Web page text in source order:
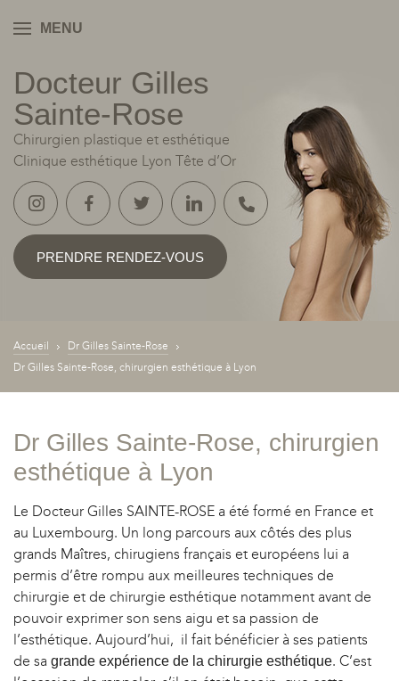
MENU
Docteur Gilles
Sainte‑Rose
Chirurgien plastique et esthétique
Clinique esthétique Lyon Tête d’Or
PRENDRE RENDEZ-VOUS
Accueil
Dr Gilles Sainte-Rose
Dr Gilles Sainte-Rose, chirurgien esthétique à Lyon
Dr Gilles Sainte-Rose, chirurgien
esthétique à Lyon
Le Docteur Gilles SAINTE-ROSE a été formé en France et
au Luxembourg. Un long parcours aux côtés des plus
grands Maîtres, chirugiens français et européens lui a
permis d’être rompu aux meilleures techniques de
chirurgie et de chirurgie esthétique notamment avant de
pouvoir exprimer son sens aigu et sa passion de
l’esthétique. Aujourd’hui, il fait bénéficier à ses patients
de sa grande expérience de la chirurgie esthétique. C’est